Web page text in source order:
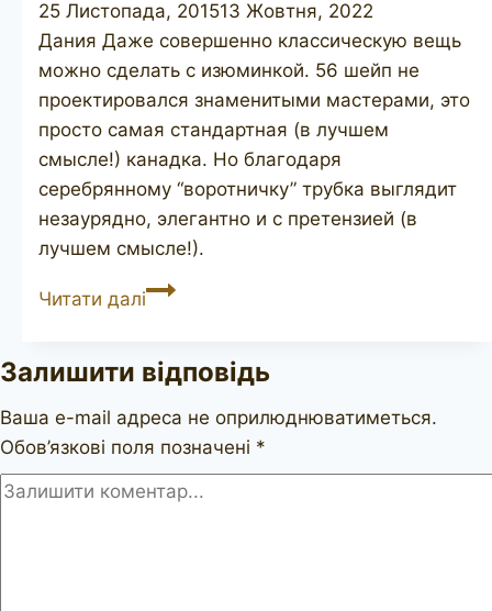
25 Листопада, 201513 Жовтня, 2022
Дания Даже совершенно классическую вещь
можно сделать с изюминкой. 56 шейп не
проектировался знаменитыми мастерами, это
просто самая стандартная (в лучшем
смысле!) канадка. Но благодаря
серебрянному “воротничку” трубка выглядит
незаурядно, элегантно и с претензией (в
лучшем смысле!).
Читати даліSTANWELL
Залишити відповідь
Ваша e-mail адреса не оприлюднюватиметься.
Обов’язкові поля позначені *